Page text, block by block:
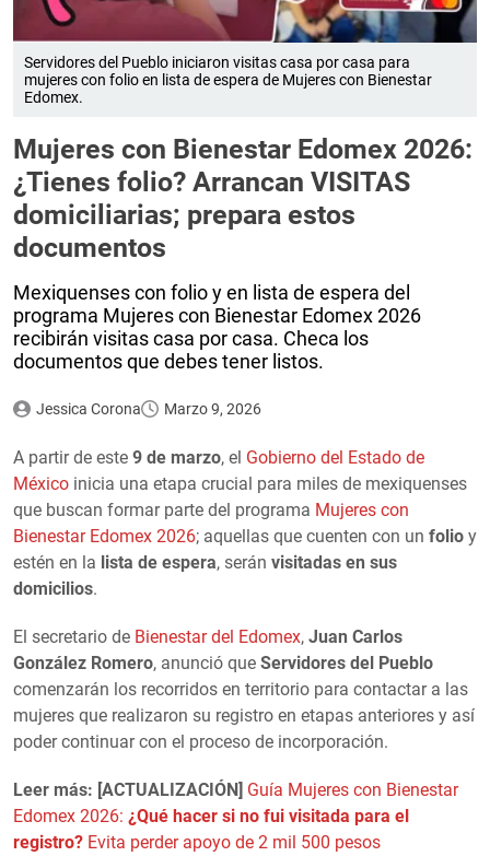
Servidores del Pueblo iniciaron visitas casa por casa para
mujeres con folio en lista de espera de Mujeres con Bienestar
Edomex.
Mujeres con Bienestar Edomex 2026:
¿Tienes folio? Arrancan VISITAS
domiciliarias; prepara estos
documentos
Mexiquenses con folio y en lista de espera del
programa Mujeres con Bienestar Edomex 2026
recibirán visitas casa por casa. Checa los
documentos que debes tener listos.
Jessica Corona Marzo 9, 2026
A partir de este 9 de marzo, el Gobierno del Estado de
México inicia una etapa crucial para miles de mexiquenses
que buscan formar parte del programa Mujeres con
Bienestar Edomex 2026; aquellas que cuenten con un folio y
estén en la lista de espera, serán visitadas en sus
domicilios.
El secretario de Bienestar del Edomex, Juan Carlos
González Romero, anunció que Servidores del Pueblo
comenzarán los recorridos en territorio para contactar a las
mujeres que realizaron su registro en etapas anteriores y así
poder continuar con el proceso de incorporación.
Leer más: [ACTUALIZACIÓN] Guía Mujeres con Bienestar
Edomex 2026: ¿Qué hacer si no fui visitada para el
registro? Evita perder apoyo de 2 mil 500 pesos